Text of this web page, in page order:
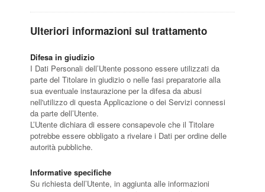
Ulteriori informazioni sul trattamento
Difesa in giudizio
I Dati Personali dell’Utente possono essere utilizzati da
parte del Titolare in giudizio o nelle fasi preparatorie alla
sua eventuale instaurazione per la difesa da abusi
nell'utilizzo di questa Applicazione o dei Servizi connessi
da parte dell’Utente.
L’Utente dichiara di essere consapevole che il Titolare
potrebbe essere obbligato a rivelare i Dati per ordine delle
autorità pubbliche.
Informative specifiche
Su richiesta dell’Utente, in aggiunta alle informazioni